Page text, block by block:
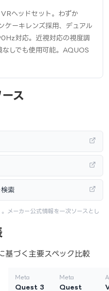
ヘッドセット。わずか
ケーキレンズ採用、デュアル
対応。近視対応の視度調
しでも使用可能。AQUOS
ス
索
メーカー公式情報を一次ソースとし
基づく主要スペック比較
Meta
Quest 3
Meta
Quest